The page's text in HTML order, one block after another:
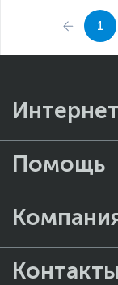
1
Помощь
Контакты